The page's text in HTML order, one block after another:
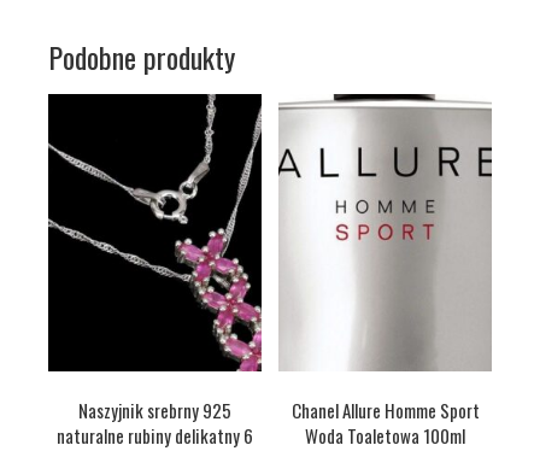
Podobne produkty
Naszyjnik srebrny 925
naturalne rubiny delikatny 6
Chanel Allure Homme Sport
Woda Toaletowa 100ml